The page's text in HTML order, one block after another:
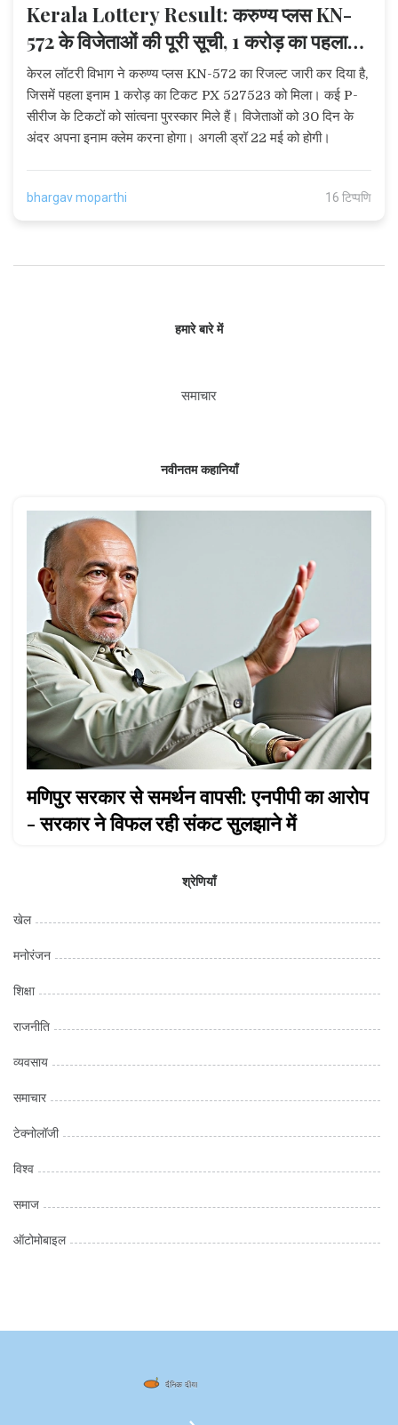
Kerala Lottery Result: करुण्य प्लस KN-
572 के विजेताओं की पूरी सूची, 1 करोड़ का पहला
इनाम
केरल लॉटरी विभाग ने करुण्य प्लस KN-572 का रिजल्ट जारी कर दिया है,
जिसमें पहला इनाम 1 करोड़ का टिकट PX 527523 को मिला। कई P-
सीरीज के टिकटों को सांत्वना पुरस्कार मिले हैं। विजेताओं को 30 दिन के
अंदर अपना इनाम क्लेम करना होगा। अगली ड्रॉ 22 मई को होगी।
bhargav moparthi 16 टिप्पणि
हमारे बारे में
समाचार
नवीनतम कहानियाँ
मणिपुर सरकार से समर्थन वापसी: एनपीपी का आरोप
- सरकार ने विफल रही संकट सुलझाने में
श्रेणियाँ
खेल
मनोरंजन
शिक्षा
राजनीति
व्यवसाय
समाचार
टेक्नोलॉजी
विश्व
समाज
ऑटोमोबाइल